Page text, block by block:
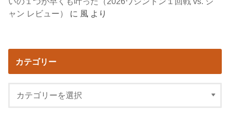
ャン レビュー）
に 風 より
カテゴリー